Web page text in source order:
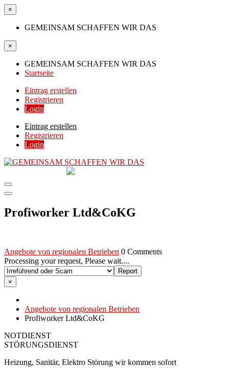
×
GEMEINSAM SCHAFFEN WIR DAS
×
GEMEINSAM SCHAFFEN WIR DAS
Startseite
Eintrag erstellen
Registrieren
Login
Eintrag erstellen
Registrieren
Login
Profiworker Ltd&CoKG
Angebote von regionalen Betrieben 0 Comments
Processing your request, Please wait....
×
Angebote von regionalen Betrieben
Profiworker Ltd&CoKG
NOTDIENST
STÖRUNGSDIENST
Heizung, Sanitär, Elektro Störung wir kommen sofort